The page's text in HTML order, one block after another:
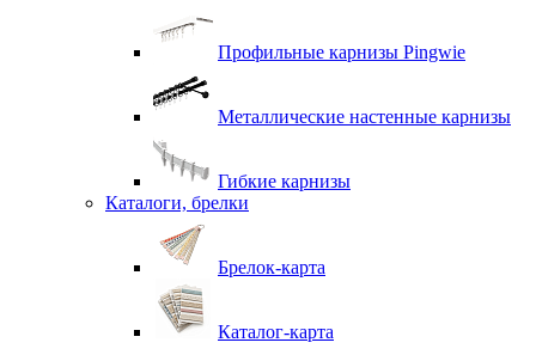
Профильные карнизы Pingwie
Металлические настенные карнизы
Гибкие карнизы
Каталоги, брелки
Брелок-карта
Каталог-карта